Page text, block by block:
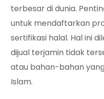
terbesar di dunia.
untuk mendaftarkan
sertifikasi halal. Hal ini
dijual terjamin tidak
atau bahan-bahan
Islam.